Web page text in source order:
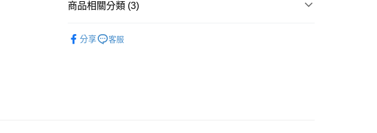
運送方式
全家付款取貨
商品相關分類 (3)
分享 客服